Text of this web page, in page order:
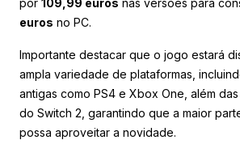
por 109,99 euros nas versões para
euros no PC.
Importante destacar que o jogo estará
ampla variedade de plataformas,
antigas como PS4 e Xbox One, além
do Switch 2, garantindo que a maior
possa aproveitar a novidade.